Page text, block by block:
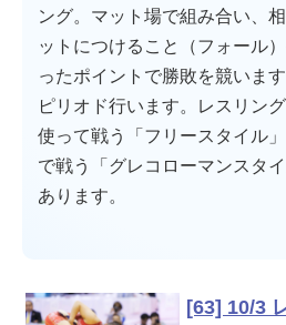
ング。マット場で組み合い、
ットにつけること（フォール
ったポイントで勝敗を競いま
ピリオド行います。レスリン
使って戦う「フリースタイル
で戦う「グレコローマンスタ
あります。
[63] 10/3